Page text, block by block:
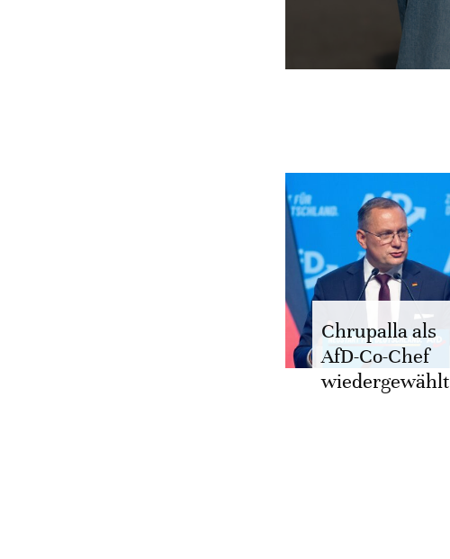
Chrupalla als
AfD-Co-Chef
wiedergewählt